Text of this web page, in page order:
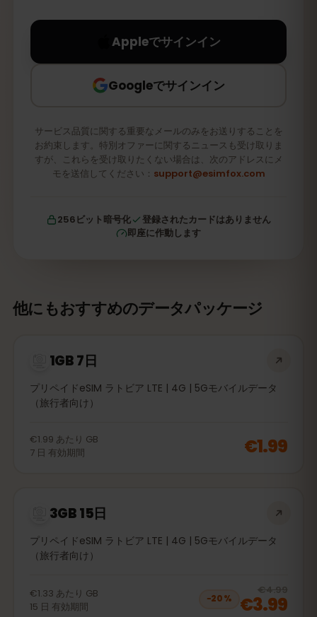
Appleでサインイン
Googleでサインイン
サービス品質に関する重要なメールのみをお送りすることを
お約束します。特別オファーに関するニュースも受け取りま
すが、これらを受け取りたくない場合は、次のアドレスにメ
モを送信してください： support@esimfox.com
256ビット暗号化
登録されたカードはありません
即座に作動します
他にもおすすめのデータパッケージ
1GB 7日
プリペイドeSIM ラトビア LTE | 4G | 5Gモバイルデータ
（旅行者向け）
€1.99 あたり GB
7 日 有効期間 €1.99
3GB 15日
プリペイドeSIM ラトビア LTE | 4G | 5Gモバイルデータ
（旅行者向け）
€1.33 あたり GB
15 日 有効期間
−20%
€4.99
€3.99